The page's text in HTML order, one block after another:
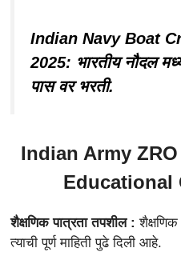
Indian Navy Boat
2025: भारतीय नौदल
पास वर भरती.
Indian Army
Educational
शैक्षणिक पात्रता तपशील :
त्याची पूर्ण माहिती पुढे दिली आहे.